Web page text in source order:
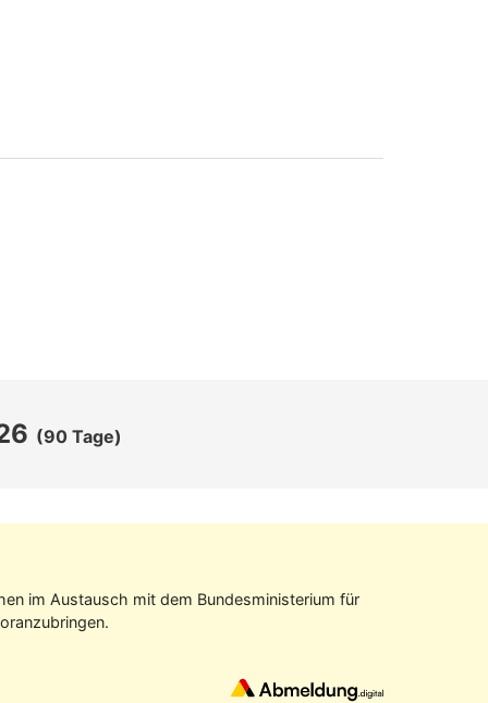
(90 Tage)
im Aus­tausch mit dem Bundes­ministerium für